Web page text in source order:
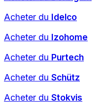
Acheter du Idelco
Acheter du Izohome
Acheter du Purtech
Acheter du Schütz
Acheter du Stokvis